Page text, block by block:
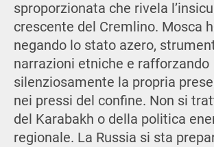
sproporzionata che rivela
crescente del Cremlino. Mosca
negando lo stato azero,
narrazioni etniche e rafforzando
silenziosamente la propria
nei pressi del confine. Non si
del Karabakh o della politica
regionale. La Russia si sta